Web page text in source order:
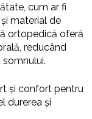
cum ar fi
material de
ortopedică oferă
reducând
și confort pentru
durerea și